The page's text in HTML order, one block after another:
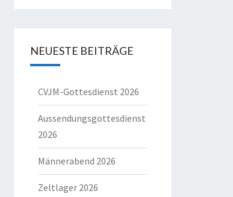
NEUESTE BEITRÄGE
CVJM-Gottesdienst 2026
Aussendungsgottesdienst
2026
Männerabend 2026
Zeltlager 2026